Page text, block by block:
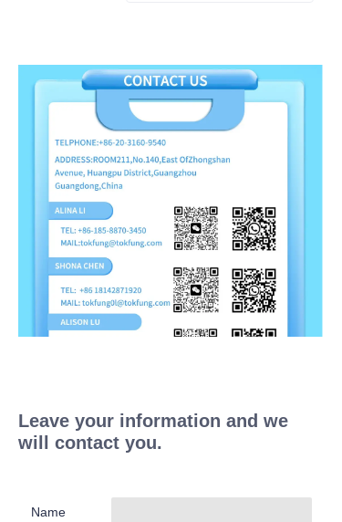
Leave your information and we
will contact you.
Name